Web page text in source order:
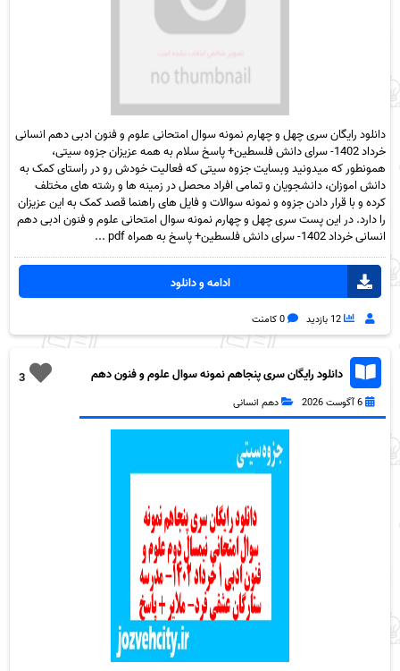
دانلود رایگان سری چهل و چهارم نمونه سوال امتحانی علوم و فنون ادبی دهم انسانی
خرداد 1402- سرای دانش فلسطین+ پاسخ سلام به همه عزیزان جزوه سیتی،
همونطور که میدونید وبسایت جزوه سیتی که فعالیت خودش رو در راستای کمک به
دانش اموزان، دانشجویان و تمامی افراد محصل در زمینه ها و رشته های مختلف
کرده و با قرار دادن جزوه و نمونه سوالات و فایل های راهنما قصد کمک به این عزیزان
را دارد. در این پست سری چهل و چهارم نمونه سوال امتحانی علوم و فنون ادبی دهم
انسانی خرداد 1402- سرای دانش فلسطین+ پاسخ به همراه pdf ...
ادامه و دانلود
12 بازدید 0 کامنت
3
دانلود رایگان سری پنجاهم نمونه سوال علوم و فنون دهم
انسانی به همراه pdf
6 آگوست 2026 دهم انسانی